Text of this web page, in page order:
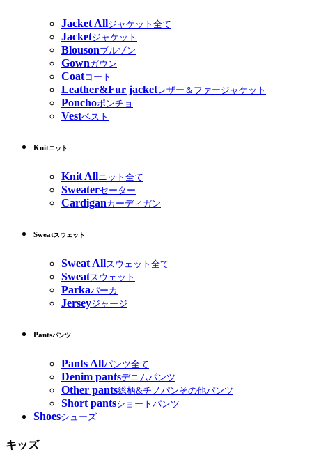
Jacket Allジャケット全て
Jacketジャケット
Blousonブルゾン
Gownガウン
Coatコート
Leather&Fur jacketレザー＆ファージャケット
Ponchoポンチョ
Vestベスト
Knitニット
Knit Allニット全て
Sweaterセーター
Cardiganカーディガン
Sweatスウェット
Sweat Allスウェット全て
Sweatスウェット
Parkaパーカ
Jerseyジャージ
Pantsパンツ
Pants Allパンツ全て
Denim pantsデニムパンツ
Other pants総柄&チノパンその他パンツ
Short pantsショートパンツ
Shoesシューズ
キッズ